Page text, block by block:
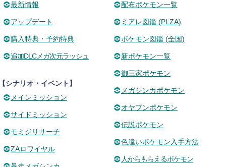
最新情報
アップデート
購入特典・予約特典
追加DLCメガ次元ラッシュ
シナリオ・イベント】
メインミッション
サイドミッション
モミジリサーチ
ZAロワイヤル
配布ポケモン一覧
ミアレ図鑑 (PLZA)
ポケモン図鑑 (全国)
新ポケモン一覧
御三家ポケモン
メガシンカポケモン
オヤブンポケモン
伝説ポケモン
色違いポケモン入手方法
人からもらえるポケモン